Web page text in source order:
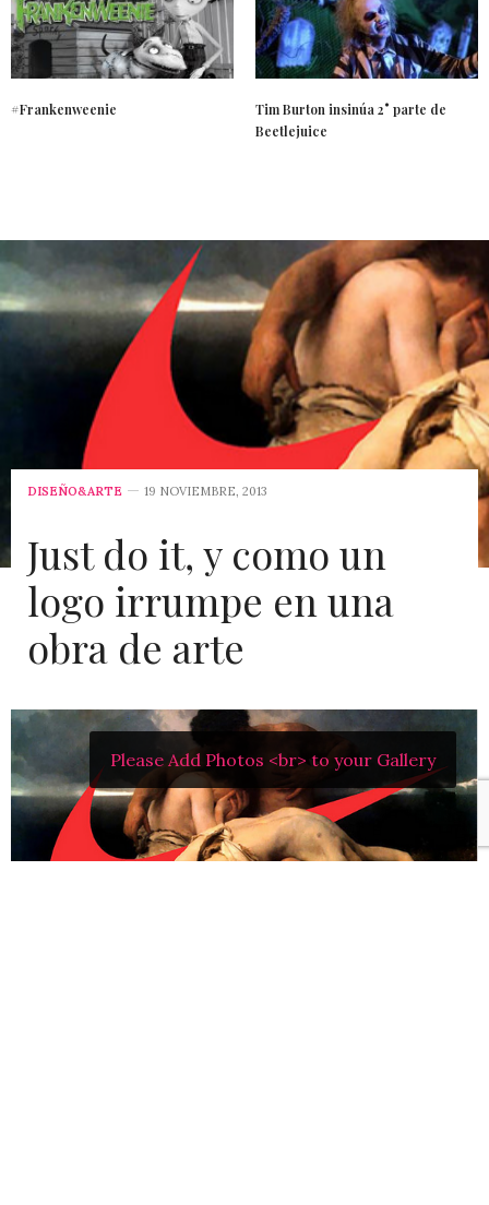
#Frankenweenie
Tim Burton insinúa 2° parte de
Beetlejuice
DISEÑO&ARTE 19 NOVIEMBRE, 2013
Just do it, y como un
logo irrumpe en una
obra de arte
Please Add Photos <br> to your Gallery